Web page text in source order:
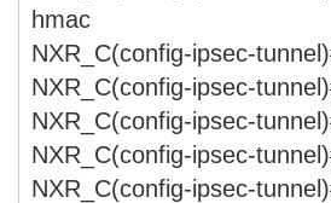
hmac
NXR_C(config-ipsec-
NXR_C(config-ipsec-
NXR_C(config-ipsec-
NXR_C(config-ipsec-
NXR_C(config-ipsec-